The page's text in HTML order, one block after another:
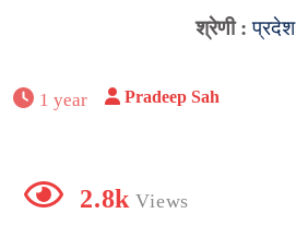
श्रेणी :प्रदेश
1 year Pradeep Sah
2.8k Views